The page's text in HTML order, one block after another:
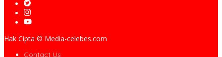
Hak Cipta © Media-celebes.com
Contact Us